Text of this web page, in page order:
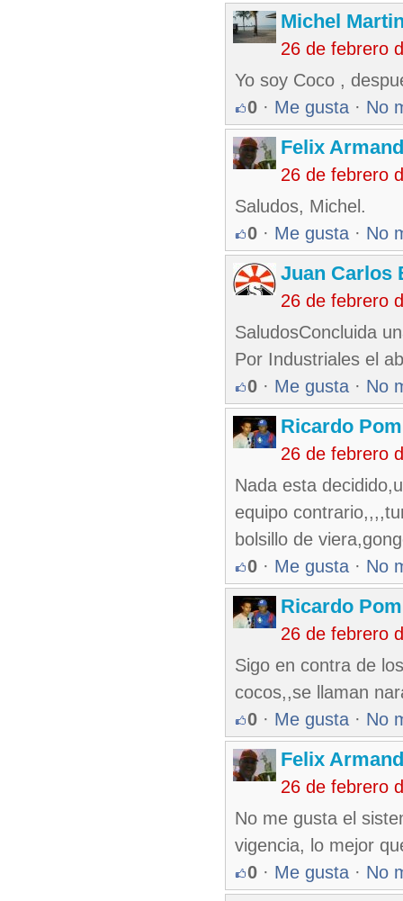
Michel
26 de febrero
Yo soy Coco ,
0 · Me gusta · No
Felix
26 de febrero
Saludos, Michel.
0 · Me gusta · No
Juan Carlos
26 de febrero
SaludosConcluida
Por Industriales el
0 · Me gusta · No
Ricardo
26 de febrero
Nada esta
equipo
bolsillo de
0 · Me gusta · No
Ricardo
26 de febrero
Sigo en contra de
cocos,,se llaman
0 · Me gusta · No
Felix
26 de febrero
No me gusta el
vigencia, lo mejor
0 · Me gusta · No